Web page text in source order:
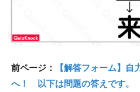
前ページ：
【解答フォーム】自
へ！ 以下は問題の答えです。